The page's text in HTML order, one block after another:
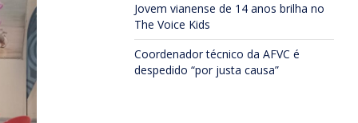
Jovem vianense de 14 anos brilha no
The Voice Kids
Coordenador técnico da AFVC é
despedido “por justa causa”